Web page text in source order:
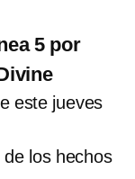
5 por
este jueves
los hechos